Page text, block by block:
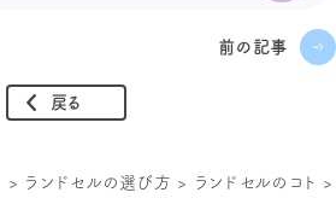
前の記事
戻る
> ランドセルの選び方 > ランドセルのコト